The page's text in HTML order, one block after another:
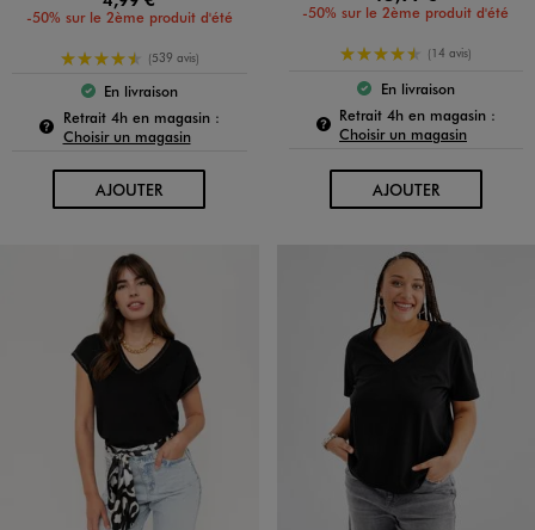
-50% sur le 2ème produit d'été
4.5/5 de moyenne
(539 avis)
Le produit est disponible :
En livraison
Retrait 4h en magasin :Pour connaître la disponibilité de ce produit :
Choisir un magasin
AJOUTERAU PANIER
-50% sur le 2ème produit d'été
4.5/5 de moyenne
(14 avis)
Le produit est
En livraison
Retrait 4h en magasin :
Choisir un magasin
AJOUTERAU PANIER